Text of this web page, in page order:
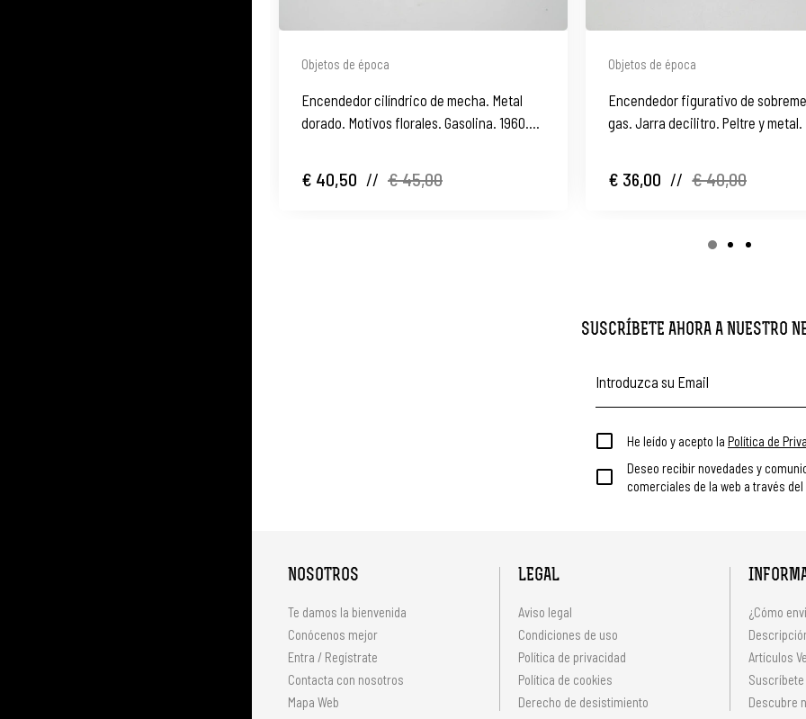
Objetos de época
Encendedor cilíndrico de mecha. Metal
dorado. Motivos florales. Gasolina. 1960.
€ 40,50 // € 45,00
Objetos de época
Encendedor figurativo de
gas. Jarra decilitro. Peltre y metal.
€ 36,00 // € 40,00
SUSCRÍBETE AHORA A NUESTRO
He leído y acepto la Política de
Deseo recibir novedades y
comerciales de la web a través
NOSOTROS
Te damos la bienvenida
Conócenos mejor
Entra / Regístrate
Contacta con nosotros
Mapa Web
LEGAL
Aviso legal
Condiciones de uso
Política de privacidad
Política de cookies
Derecho de desistimiento
¿Cómo
Artículos
Descubre